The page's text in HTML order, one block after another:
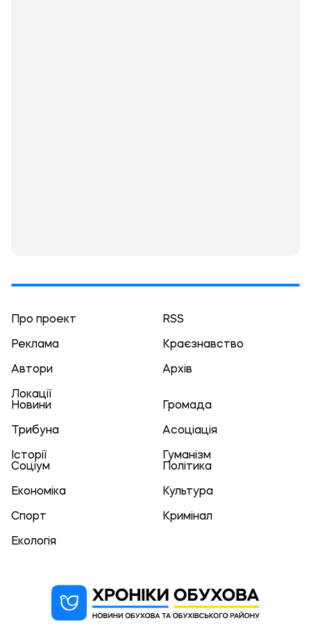
Про проект RSS
Реклама Краєзнавство
Автори Архів
Локації
Новини
Громада
Трибуна Асоціація
Історії
Гуманізм
Соціум
Політика
Економіка Культура
Спорт Кримінал
Екологія